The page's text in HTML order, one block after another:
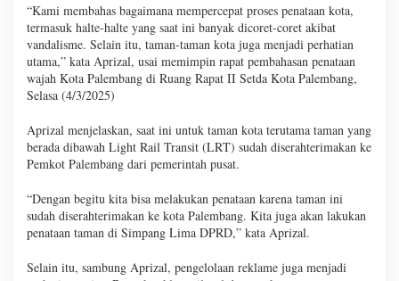
“Kami membahas bagaimana mempercepat proses penataan kota,
termasuk halte-halte yang saat ini banyak dicoret-coret akibat
vandalisme. Selain itu, taman-taman kota juga menjadi perhatian
utama,” kata Aprizal, usai memimpin rapat pembahasan penataan
wajah Kota Palembang di Ruang Rapat II Setda Kota Palembang,
Selasa (4/3/2025)
Aprizal menjelaskan, saat ini untuk taman kota terutama taman yang
berada dibawah Light Rail Transit (LRT) sudah diserahterimakan ke
Pemkot Palembang dari pemerintah pusat.
“Dengan begitu kita bisa melakukan penataan karena taman ini
sudah diserahterimakan ke kota Palembang. Kita juga akan lakukan
penataan taman di Simpang Lima DPRD,” kata Aprizal.
Selain itu, sambung Aprizal, pengelolaan reklame juga menjadi